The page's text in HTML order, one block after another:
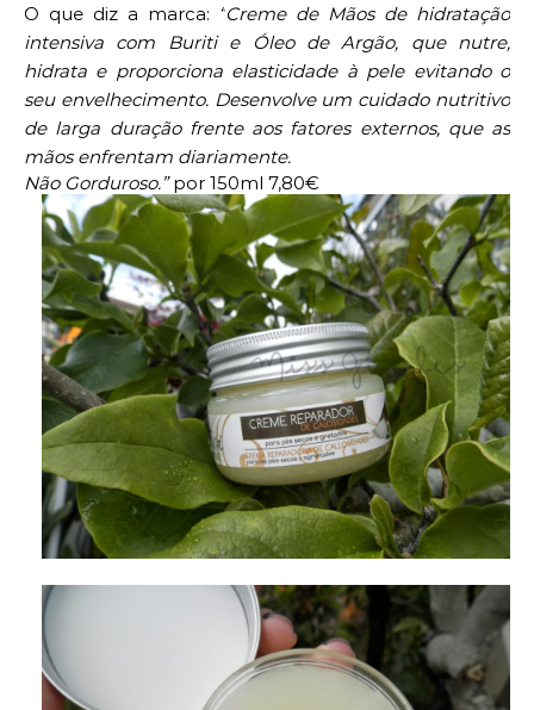
O que diz a marca: “Creme de Mãos de hidratação
intensiva com Buriti e Óleo de Argão, que nutre,
hidrata e proporciona elasticidade à pele evitando o
seu envelhecimento. Desenvolve um cuidado nutritivo
de larga duração frente aos fatores externos, que as
mãos enfrentam diariamente.
Não Gorduroso.”por 150ml 7,80€